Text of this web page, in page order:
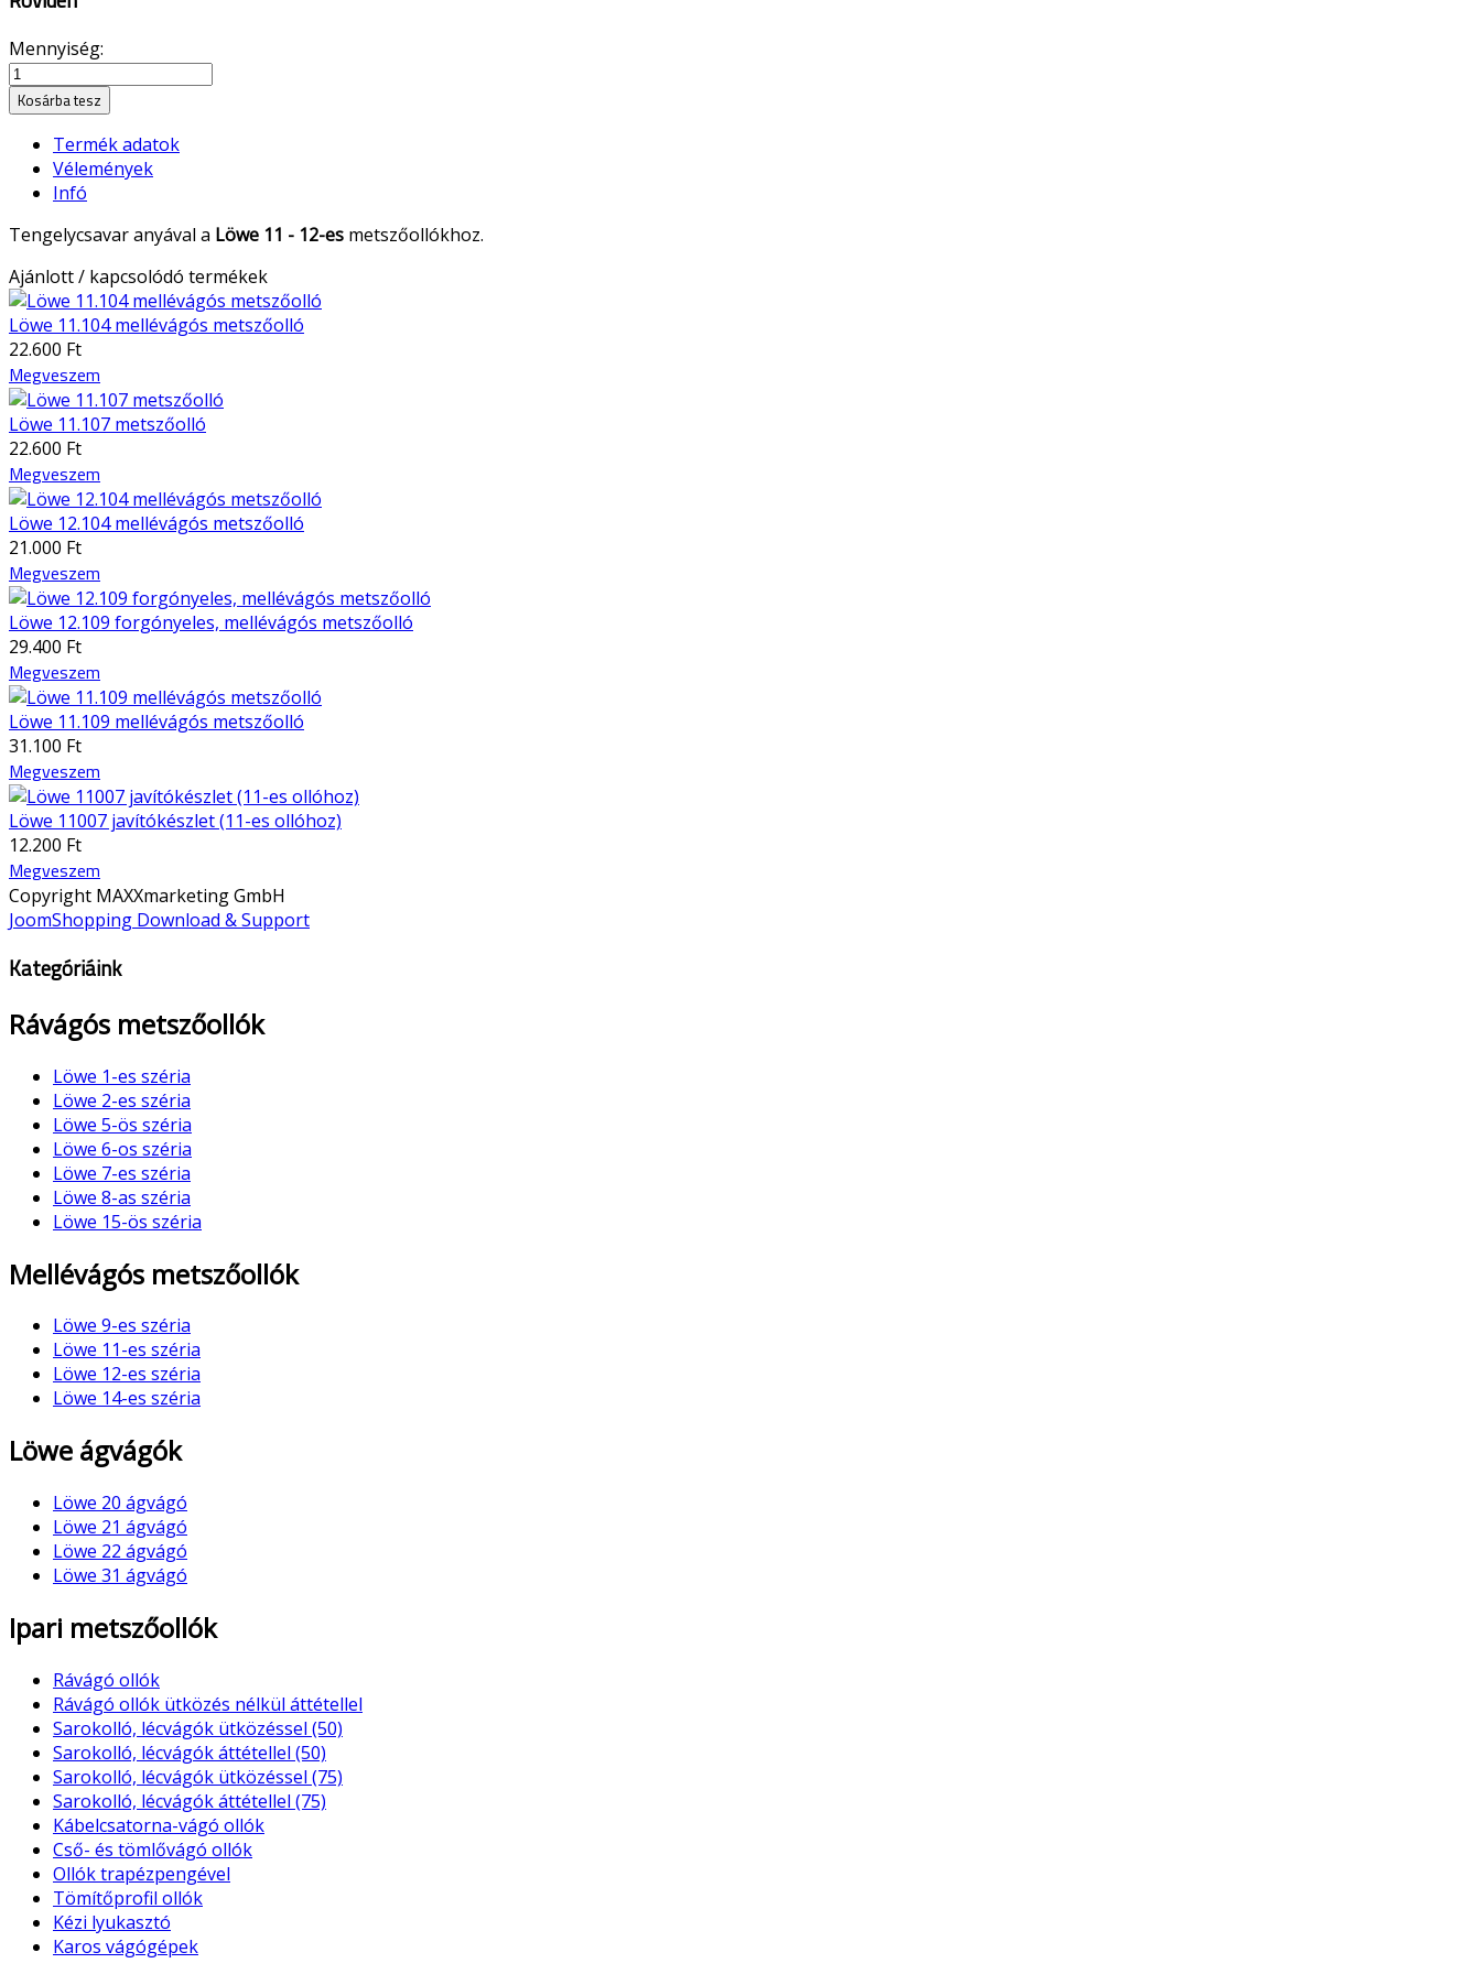
Mennyiség:
Kosárba tesz
Termék adatok
Vélemények
Infó
Tengelycsavar anyával a Löwe 11 - 12-es metszőollókhoz.
Ajánlott / kapcsolódó termékek
Löwe 11.104 mellévágós metszőolló
22.600 Ft
Megveszem
Löwe 11.107 metszőolló
22.600 Ft
Megveszem
Löwe 12.104 mellévágós metszőolló
21.000 Ft
Megveszem
Löwe 12.109 forgónyeles, mellévágós metszőolló
29.400 Ft
Megveszem
Löwe 11.109 mellévágós metszőolló
31.100 Ft
Megveszem
Löwe 11007 javítókészlet (11-es ollóhoz)
12.200 Ft
Megveszem
Copyright MAXXmarketing GmbH
JoomShopping Download & Support
Kategóriáink
Rávágós metszőollók
Löwe 1-es széria
Löwe 2-es széria
Löwe 5-ös széria
Löwe 6-os széria
Löwe 7-es széria
Löwe 8-as széria
Löwe 15-ös széria
Mellévágós metszőollók
Löwe 9-es széria
Löwe 11-es széria
Löwe 12-es széria
Löwe 14-es széria
Löwe ágvágók
Löwe 20 ágvágó
Löwe 21 ágvágó
Löwe 22 ágvágó
Löwe 31 ágvágó
Ipari metszőollók
Rávágó ollók
Rávágó ollók ütközés nélkül áttétellel
Sarokolló, lécvágók ütközéssel (50)
Sarokolló, lécvágók áttétellel (50)
Sarokolló, lécvágók ütközéssel (75)
Sarokolló, lécvágók áttétellel (75)
Kábelcsatorna-vágó ollók
Cső- és tömlővágó ollók
Ollók trapézpengével
Tömítőprofil ollók
Kézi lyukasztó
Karos vágógépek